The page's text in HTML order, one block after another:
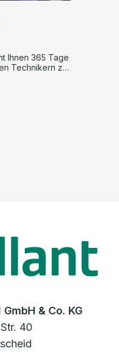
Ihnen 365 Tage
Technikern zur
Ihrer
& Co. KG
40